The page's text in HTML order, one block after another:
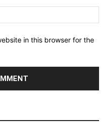
in this browser for the